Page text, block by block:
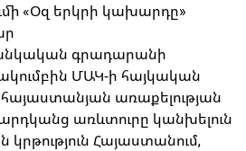
«Օզ երկրի կախարդը»
գրադարանի
ՄԱԿ-ի հայկական
առաքելության
առևտուրը կանխելուն
Հայաստանում,